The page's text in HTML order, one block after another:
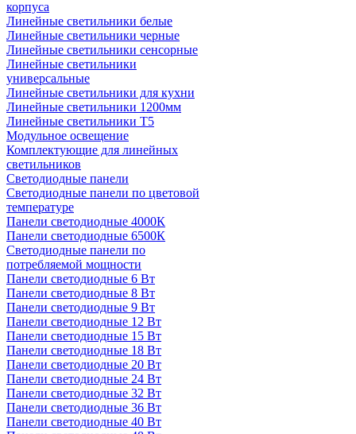
корпуса
Линейные светильники белые
Линейные светильники черные
Линейные светильники сенсорные
Линейные светильники
универсальные
Линейные светильники для кухни
Линейные светильники 1200мм
Линейные светильники Т5
Модульное освещение
Комплектующие для линейных
светильников
Светодиодные панели
Светодиодные панели по цветовой
температуре
Панели светодиодные 4000К
Панели светодиодные 6500К
Светодиодные панели по
потребляемой мощности
Панели светодиодные 6 Вт
Панели светодиодные 8 Вт
Панели светодиодные 9 Вт
Панели светодиодные 12 Вт
Панели светодиодные 15 Вт
Панели светодиодные 18 Вт
Панели светодиодные 20 Вт
Панели светодиодные 24 Вт
Панели светодиодные 32 Вт
Панели светодиодные 36 Вт
Панели светодиодные 40 Вт